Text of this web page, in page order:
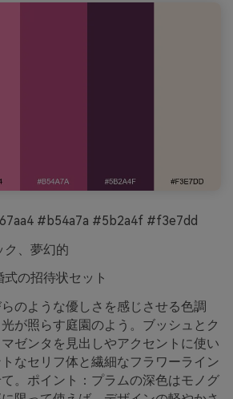
#b54a7a #5b2a4f #f3e7dd
ク、夢幻的
式の招待状セット
のような優しさを感じさせる色調
が照らす庭園のよう。ブッシュとク
ゼンタを見出しやアクセントに使い
なセリフ体と繊細なフラワーライン
。ポイント：プラムの深色はモノグ